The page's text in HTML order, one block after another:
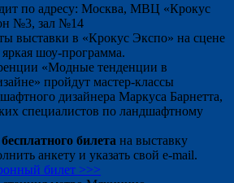
по адресу: Москва, МВЦ «Крокус
№3, зал №14
выставки в «Крокус Экспо» на сцене
яркая шоу-программа.
«Модные тенденции в
пройдут мастер-классы
дизайнера Маркуса Барнетта,
специалистов по ландшафтному
билета на выставку
анкету и указать свой e-mail.
билет >>>